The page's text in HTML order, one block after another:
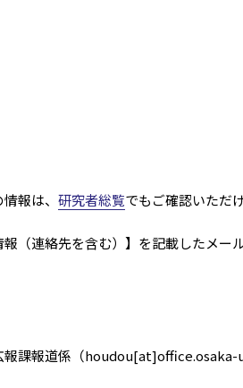
報は、 研究者総覧でもご確認いただ
（連絡先を含む）】を記載したメー
報課報道係（houdou[at]office.osaka-